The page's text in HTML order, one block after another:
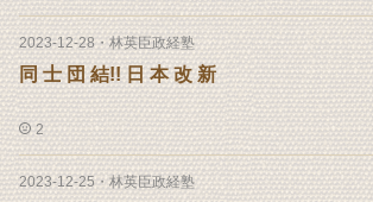
2023-12-28・林英臣政経塾
同 士 団 結!! 日 本 改 新
2
2023-12-25・林英臣政経塾